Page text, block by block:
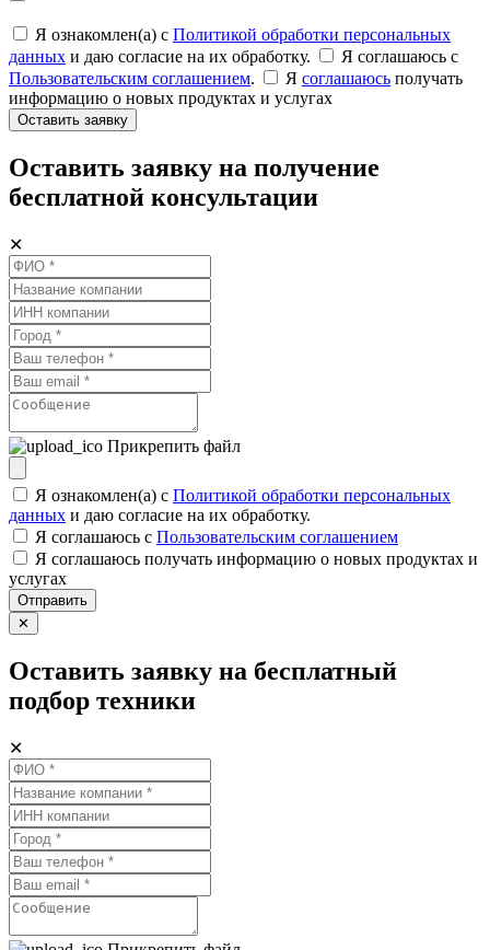
Я ознакомлен(а) с Политикой обработки персональных
данных и даю согласие на их обработку.
Я соглашаюсь c
Пользовательским соглашением. Я соглашаюсь получать
информацию о новых продуктах и услугах
Оставить заявку
Оставить заявку на получение
бесплатной консультации
✕
Прикрепить файл
Я ознакомлен(а) с Политикой обработки персональных
данных и даю согласие на их обработку.
Я соглашаюсь c Пользовательским соглашением
Я соглашаюсь получать информацию о новых продуктах и
услугах
Отправить
✕
Оставить заявку на бесплатный
подбор техники
✕